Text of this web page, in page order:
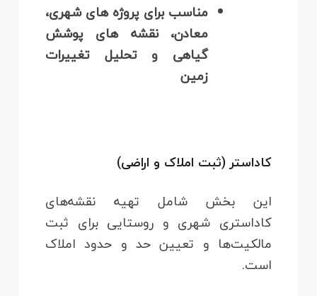
مناسب برای پروژه‌ های شهری،
معادن، نقشه‌ های پوشش
گیاهی و تحلیل تغییرات
زمین
کاداستر (ثبت املاک و اراضی)
این بخش شامل تهیه نقشه‌های
کاداستری شهری و روستایی برای ثبت
مالکیت‌ها و تعیین حد و حدود املاک
است.